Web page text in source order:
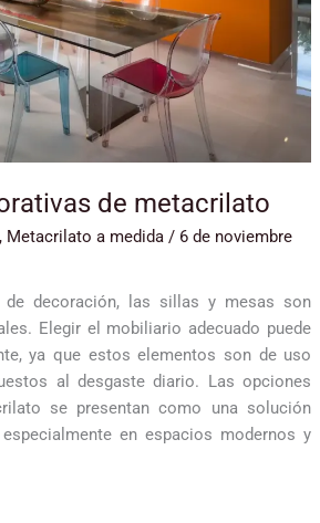
de metacrilato
, Metacrilato a medida/ 6 de noviembre
de decoración, las sillas y mesas son
Elegir el mobiliario adecuado puede
ya que estos elementos son de uso
al desgaste diario. Las opciones
se presentan como una solución
en espacios modernos y